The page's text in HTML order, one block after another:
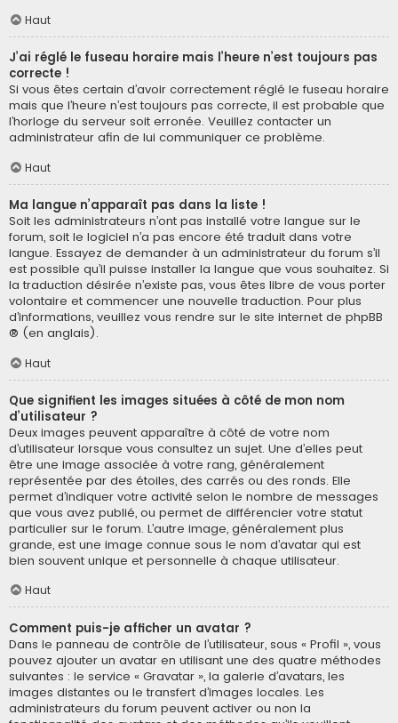
Haut
J’ai réglé le fuseau horaire mais l’heure n’est toujours pas
correcte !
Si vous êtes certain d’avoir correctement réglé le fuseau horaire
mais que l’heure n’est toujours pas correcte, il est probable que
l’horloge du serveur soit erronée. Veuillez contacter un
administrateur afin de lui communiquer ce problème.
Haut
Ma langue n’apparaît pas dans la liste !
Soit les administrateurs n’ont pas installé votre langue sur le
forum, soit le logiciel n’a pas encore été traduit dans votre
langue. Essayez de demander à un administrateur du forum s’il
est possible qu’il puisse installer la langue que vous souhaitez. Si
la traduction désirée n’existe pas, vous êtes libre de vous porter
volontaire et commencer une nouvelle traduction. Pour plus
d’informations, veuillez vous rendre sur le site internet de phpBB
® (en anglais).
Haut
Que signifient les images situées à côté de mon nom
d’utilisateur ?
Deux images peuvent apparaître à côté de votre nom
d’utilisateur lorsque vous consultez un sujet. Une d’elles peut
être une image associée à votre rang, généralement
représentée par des étoiles, des carrés ou des ronds. Elle
permet d’indiquer votre activité selon le nombre de messages
que vous avez publié, ou permet de différencier votre statut
particulier sur le forum. L’autre image, généralement plus
grande, est une image connue sous le nom d’avatar qui est
bien souvent unique et personnelle à chaque utilisateur.
Haut
Comment puis-je afficher un avatar ?
Dans le panneau de contrôle de l’utilisateur, sous « Profil », vous
pouvez ajouter un avatar en utilisant une des quatre méthodes
suivantes : le service « Gravatar », la galerie d’avatars, les
images distantes ou le transfert d’images locales. Les
administrateurs du forum peuvent activer ou non la